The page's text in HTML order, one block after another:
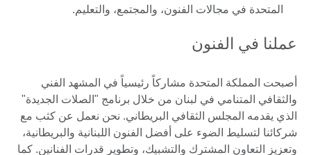
المتحدة في مجالات الفنون، والمجتمع، والتعليم.
عملنا في الفنون
أصبحت المملكة المتحدة مشاركاً رئيسياً في المشهد الفني
والثقافي المتنامي في لبنان من خلال برنامج "الصلات الجديدة"
الذي يقدمه المجلس الثقافي البريطاني. نحن نعمل عن كثب مع
شركائنا لتسليط الضوء على أفضل الفنون اللبنانية والبريطانية،
وتعزيز التعاون المشترك والتشبيك، وتطوير قدرات الفنانين. كما